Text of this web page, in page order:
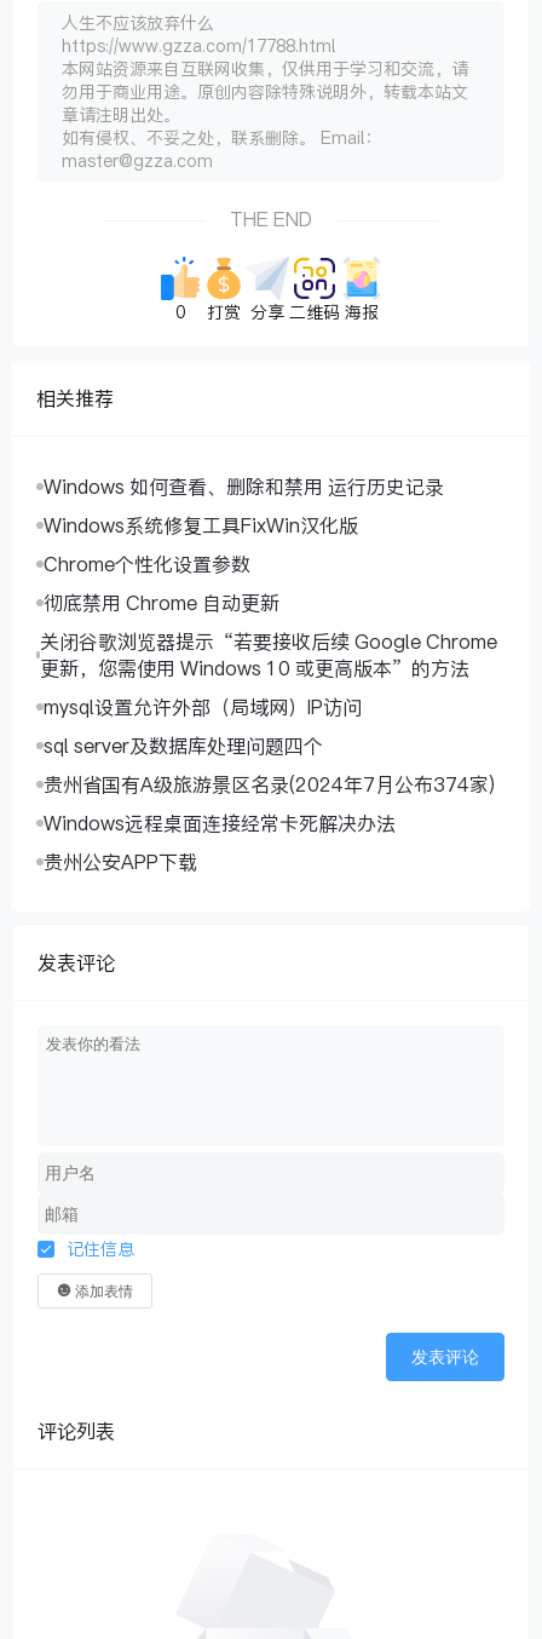
人生不应该放弃什么
https://www.gzza.com/17788.html
本网站资源来自互联网收集，仅供用于学习和交流，请
勿用于商业用途。原创内容除特殊说明外，转载本站文
章请注明出处。
如有侵权、不妥之处，联系删除。 Email：
master@gzza.com
THE END
0 打赏 分享 二维码 海报
相关推荐
Windows 如何查看、删除和禁用 运行历史记录
Windows系统修复工具FixWin汉化版
Chrome个性化设置参数
彻底禁用 Chrome 自动更新
关闭谷歌浏览器提示“若要接收后续 Google Chrome
更新，您需使用 Windows 10 或更高版本”的方法
mysql设置允许外部（局域网）IP访问
sql server及数据库处理问题四个
贵州省国有A级旅游景区名录(2024年7月公布374家)
Windows远程桌面连接经常卡死解决办法
贵州公安APP下载
发表评论
记住信息
添加表情
发表评论
评论列表